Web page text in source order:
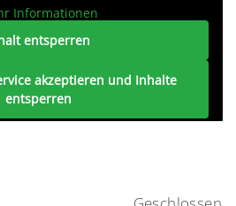
Informationen
entsperren
akzeptieren und Inhalte
entsperren